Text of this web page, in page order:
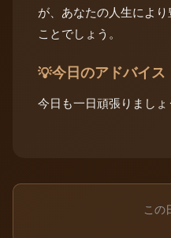
が、あなたの人生によ
ことでしょう。
💡今日のアドバイス
今日も一日頑張りましょ
この